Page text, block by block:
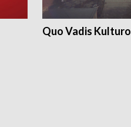
Quo Vadis Kulturo